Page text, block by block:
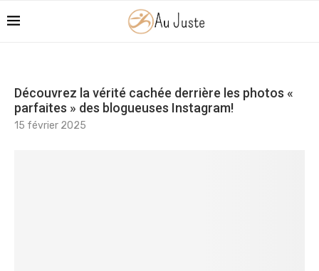
Découvrez la vérité cachée derrière les photos «
parfaites » des blogueuses Instagram!
15 février 2025